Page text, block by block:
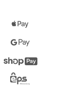
Pay
Google
Pay